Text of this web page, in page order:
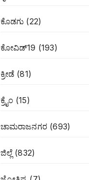
ಕೊಡಗು (22)
ಕೋವಿಡ್19 (193)
ಕ್ರೀಡೆ(81)
ಕ್ರೈಂ (15)
ಚಾಮರಾಜನಗರ(693)
ಜಿಲ್ಲೆ(832)